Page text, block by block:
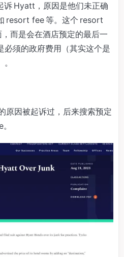
Hyatt，原因是他们未正确
resort fee 等。这个 resort
而是会在酒店预定的最后一
必须的政府费用（其实这个是
原因被起诉过，后来搜索预定